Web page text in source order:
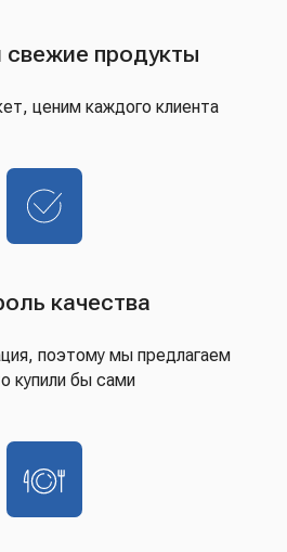
свежие продукты
ценим каждого клиента
качества
поэтому мы предлагаем
купили бы сами